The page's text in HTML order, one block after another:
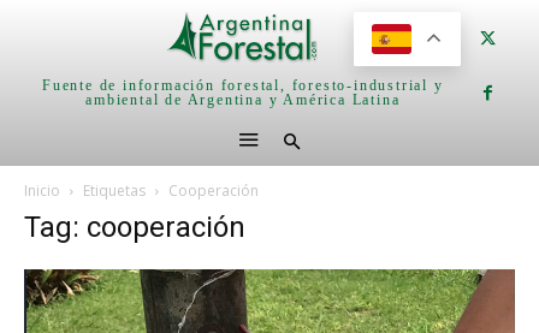
Fuente de información forestal, foresto-industrial y
ambiental de Argentina y América Latina
Inicio Etiquetas Cooperación
Tag: cooperación